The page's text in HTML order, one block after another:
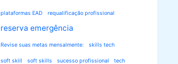
plataformas EAD requalificação profissional
reserva emergência
Revise suas metas mensalmente: skills tech
soft skill soft skills sucesso profissional tech